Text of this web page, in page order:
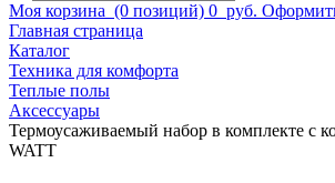
Моя корзина (0 позиций) 0 руб.
Главная страница
Каталог
Техника для комфорта
Теплые полы
Аксессуары
Термоусаживаемый набор в комплекте с
WATT